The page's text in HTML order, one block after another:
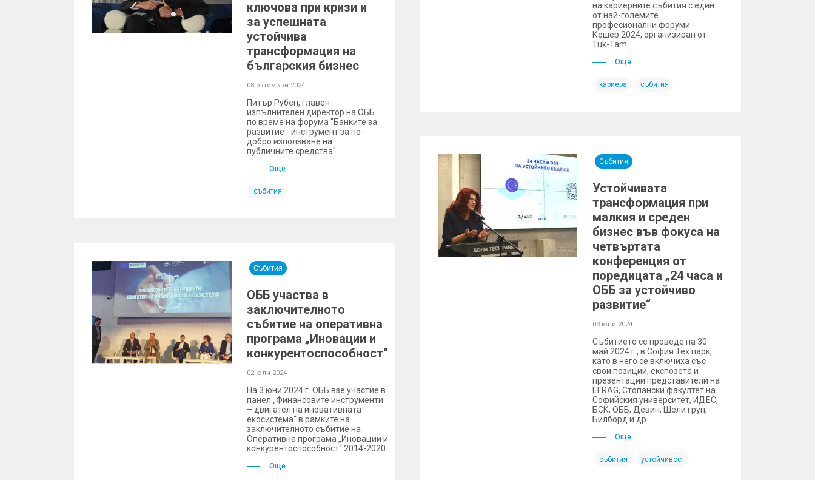
ключова при кризи и
за успешната
устойчива
трансформация на
българския бизнес
08 октомври 2024
Питър Рубен, главен
изпълнителен директор на ОББ
по време на форума "Банките за
развитие - инструмент за по-
добро използване на
публичните средства".
Още
събития
на кариерните събития с един
от най-големите
професионални форуми -
Кошер 2024, организиран от
Tuk-Tam.
Още
кариера събития
Събития
ОББ участва в
заключителното
събитие на оперативна
програма „Иновации и
конкурентоспособност“
02 юли 2024
На 3 юни 2024 г. ОББ взе участие в
панел „Финансовите инструменти
– двигател на иновативната
екосистема“ в рамките на
заключителното събитие на
Оперативна програма „Иновации и
конкурентоспособност“ 2014-2020.
Още
Събития
Устойчивата
трансформация при
малкия и среден
бизнес във фокуса на
четвъртата
конференция от
поредицата „24 часа и
ОББ за устойчиво
развитие“
03 юни 2024
Събитието се проведе на 30
май 2024 г., в София Тех парк,
като в него се включиха със
свои позиции, експозета и
презентации представители на
EFRAG, Стопански факултет на
Софийския университет, ИДЕС,
БСК, ОББ, Девин, Шели груп,
Билборд и др.
Още
събития устойчивост